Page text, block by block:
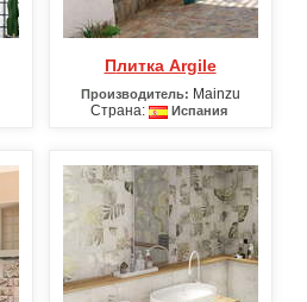
Плитка Argile
Производитель: Mainzu
Страна:
Испания